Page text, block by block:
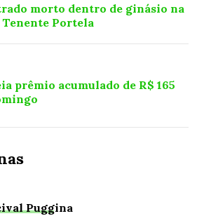
morto dentro de ginásio na
Portela
prêmio acumulado de R$ 165
Puggina